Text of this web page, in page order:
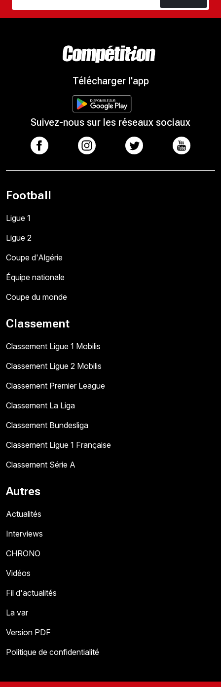
Télécharger l'app
Suivez-nous sur les réseaux sociaux
Football
Ligue 1
Ligue 2
Coupe d'Algérie
Équipe nationale
Coupe du monde
Classement
Classement Ligue 1 Mobilis
Classement Ligue 2 Mobilis
Classement Premier League
Classement La Liga
Classement Bundesliga
Classement Ligue 1 Française
Classement Série A
Autres
Actualités
Interviews
CHRONO
Vidéos
Fil d'actualités
La var
Version PDF
Politique de confidentialité